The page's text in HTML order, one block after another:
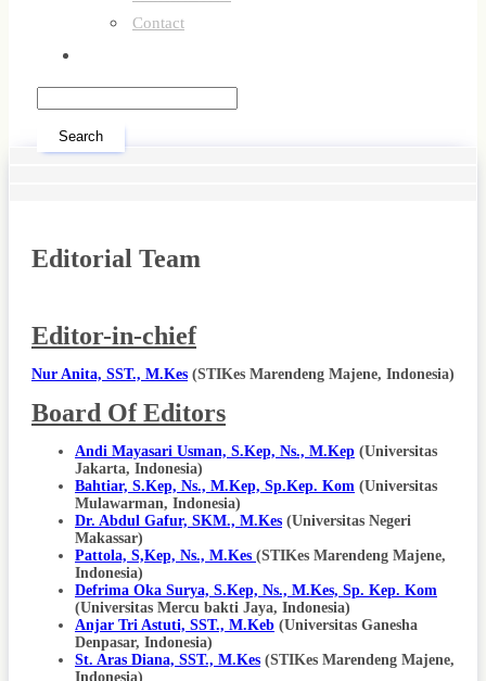
Contact
Search
Editorial Team
Editor-in-chief
Nur Anita, SST., M.Kes (STIKes Marendeng Majene, Indonesia)
Board Of Editors
Andi Mayasari Usman, S.Kep, Ns., M.Kep (Universitas
Jakarta, Indonesia)
Bahtiar, S.Kep, Ns., M.Kep, Sp.Kep. Kom (Universitas
Mulawarman, Indonesia)
Dr. Abdul Gafur, SKM., M.Kes (Universitas Negeri
Makassar)
Pattola, S,Kep, Ns., M.Kes (STIKes Marendeng Majene,
Indonesia)
Defrima Oka Surya, S.Kep, Ns., M.Kes, Sp. Kep. Kom
(Universitas Mercu bakti Jaya, Indonesia)
Anjar Tri Astuti, SST., M.Keb (Universitas Ganesha
Denpasar, Indonesia)
St. Aras Diana, SST., M.Kes (STIKes Marendeng Majene,
Indonesia)